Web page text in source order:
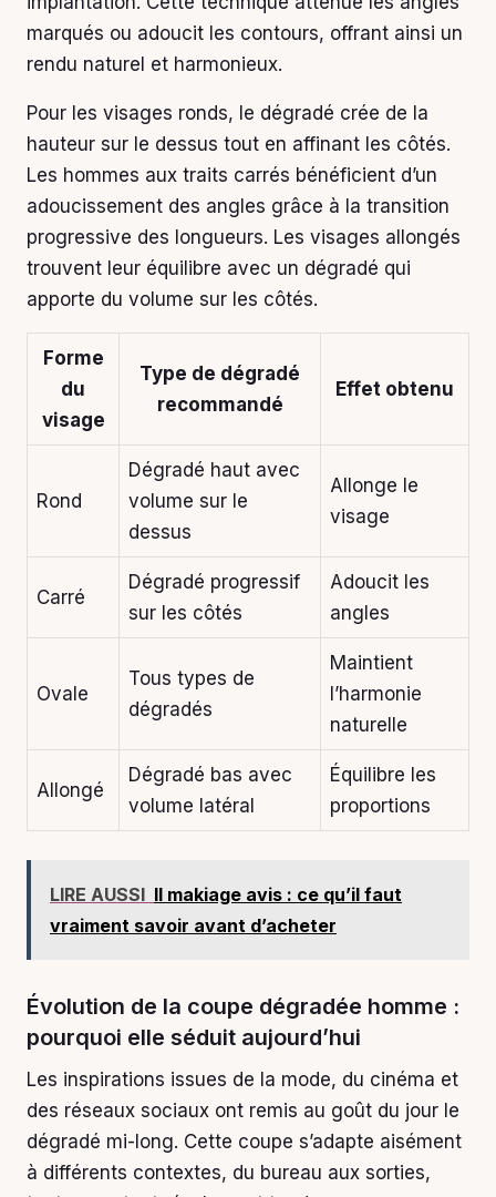
marqués ou adoucit les contours, offrant ainsi un
rendu naturel et harmonieux.
Pour les visages ronds, le dégradé crée de la
hauteur sur le dessus tout en affinant les côtés.
Les hommes aux traits carrés bénéficient d’un
adoucissement des angles grâce à la transition
progressive des longueurs. Les visages allongés
trouvent leur équilibre avec un dégradé qui
apporte du volume sur les côtés.
Forme
du
visage
Type de dégradé
recommandé
Effet obtenu
Rond
Dégradé haut avec
volume sur le
dessus
Allonge le
visage
Carré
Dégradé progressif
sur les côtés
Adoucit les
angles
Ovale
Tous types de
dégradés
Maintient
l’harmonie
naturelle
Allongé
Dégradé bas avec
volume latéral
Équilibre les
proportions
LIRE AUSSI Il makiage avis : ce qu’il faut
vraiment savoir avant d’acheter
Évolution de la coupe dégradée homme :
pourquoi elle séduit aujourd’hui
Les inspirations issues de la mode, du cinéma et
des réseaux sociaux ont remis au goût du jour le
dégradé mi-long. Cette coupe s’adapte aisément
à différents contextes, du bureau aux sorties,